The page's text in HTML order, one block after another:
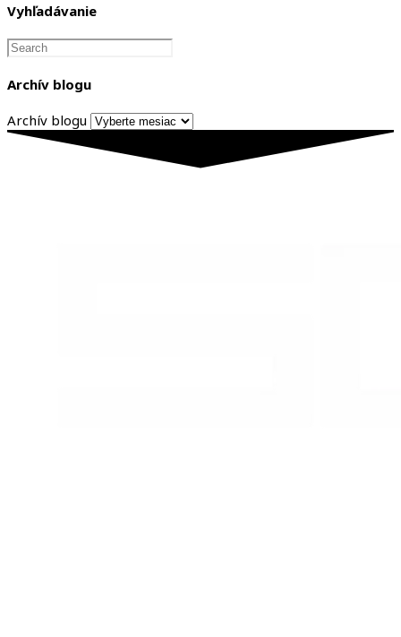
Vyhľadávanie
Archív blogu
Archív blogu